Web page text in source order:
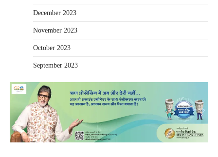
December 2023
November 2023
October 2023
September 2023